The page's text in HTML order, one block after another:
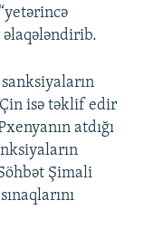
əlaqələndirib.
Çin isə təklif edir
atdığı
Şimali